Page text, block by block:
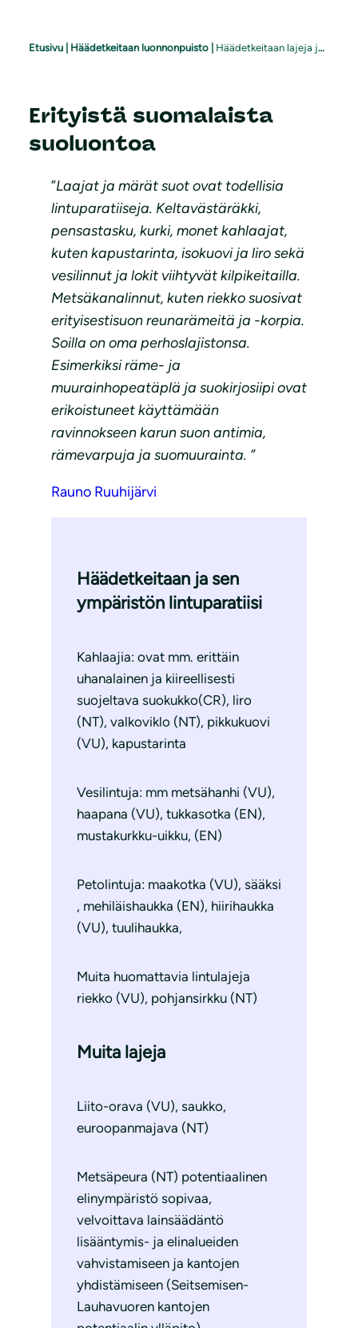
Etusivu Häädetkeitaan luonnonpuisto Häädetkeitaan lajeja ja lumoa
Erityistä suomalaista
suoluontoa
”Laajat ja märät suot ovat todellisia
lintuparatiiseja. Keltavästäräkki,
pensastasku, kurki, monet kahlaajat,
kuten kapustarinta, isokuovi ja liro sekä
vesilinnut ja lokit viihtyvät kilpikeitailla.
Metsäkanalinnut, kuten riekko suosivat
erityisestisuon reunarämeitä ja -korpia.
Soilla on oma perhoslajistonsa.
Esimerkiksi räme- ja
muurainhopeatäplä ja suokirjosiipi ovat
erikoistuneet käyttämään
ravinnokseen karun suon antimia,
rämevarpuja ja suomuurainta. ”
Rauno Ruuhijärvi
Häädetkeitaan ja sen
ympäristön lintuparatiisi
Kahlaajia: ovat mm. erittäin
uhanalainen ja kiireellisesti
suojeltava suokukko(CR), liro
(NT), valkoviklo (NT), pikkukuovi
(VU), kapustarinta
Vesilintuja: mm metsähanhi (VU),
haapana (VU), tukkasotka (EN),
mustakurkku-uikku, (EN)
Petolintuja: maakotka (VU), sääksi
, mehiläishaukka (EN), hiirihaukka
(VU), tuulihaukka,
Muita huomattavia lintulajeja
riekko (VU), pohjansirkku (NT)
Muita lajeja
Liito-orava (VU), saukko,
euroopanmajava (NT)
Metsäpeura (NT) potentiaalinen
elinympäristö sopivaa,
velvoittava lainsäädäntö
lisääntymis- ja elinalueiden
vahvistamiseen ja kantojen
yhdistämiseen (Seitsemisen-
Lauhavuoren kantojen